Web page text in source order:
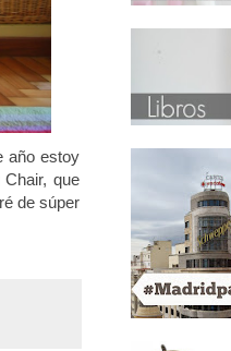
año estoy
que
de súper